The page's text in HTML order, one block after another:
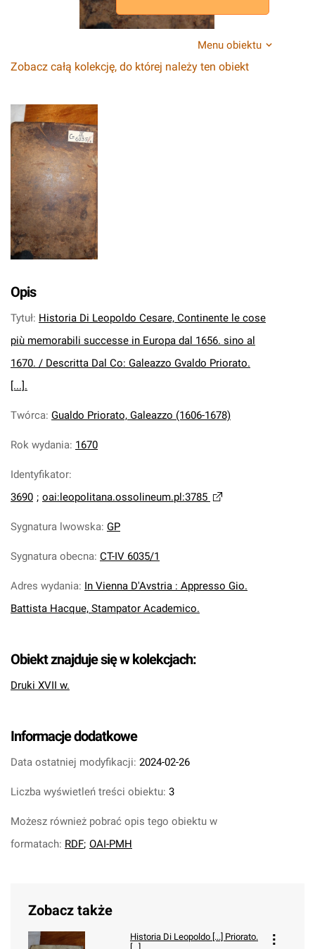
Menu obiektu
Zobacz całą kolekcję, do której należy ten obiekt
Opis
Tytuł: Historia Di Leopoldo Cesare, Continente le cose
più memorabili successe in Europa dal 1656. sino al
1670. / Descritta Dal Co: Galeazzo Gvaldo Priorato.
[...].
Twórca: Gualdo Priorato, Galeazzo (1606-1678)
Rok wydania: 1670
Identyfikator:
3690 ; oai:leopolitana.ossolineum.pl:3785
Sygnatura lwowska: GP
Sygnatura obecna: CT-IV 6035/1
Adres wydania: In Vienna D'Avstria : Appresso Gio.
Battista Hacque, Stampator Academico.
Obiekt znajduje się w kolekcjach:
Druki XVII w.
Informacje dodatkowe
Data ostatniej modyfikacji: 2024-02-26
Liczba wyświetleń treści obiektu: 3
Możesz również pobrać opis tego obiektu w
formatach: RDF; OAI-PMH
Zobacz także
Historia Di Leopoldo [...] Priorato.